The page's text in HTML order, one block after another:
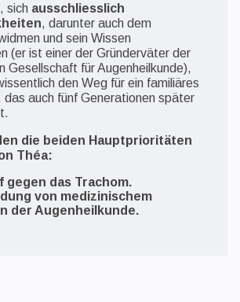
sich ausschliesslich
, darunter auch dem
und sein Wissen
(er ist einer der Gründerväter der
Gesellschaft für Augenheilkunde),
den Weg für ein familiäres
das auch fünf Generationen später
die beiden Hauptprioritäten
Théa:
gegen das Trachom.
von medizinischem
der Augenheilkunde.